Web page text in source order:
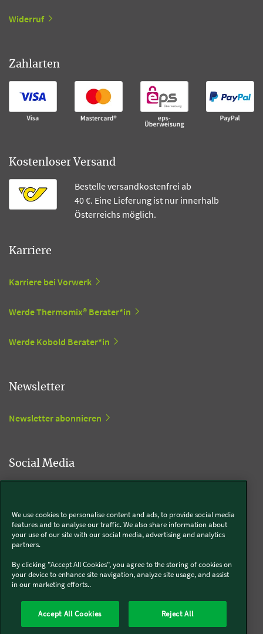
Widerruf
Zahlarten
Kostenloser Versand
Bestelle versandkostenfrei ab
40 €. Eine Lieferung ist nur innerhalb
Österreichs möglich.
Karriere
Karriere bei Vorwerk
Werde Thermomix® Berater*in
Werde Kobold Berater*in
Newsletter
Newsletter abonnieren
Social Media
Thermomix®
Presse Batterie- und Altgeräteentsorgung
We use cookies to personalise content and ads, to provide social media
features and to analyse our traffic. We also share information about
your use of our site with our social media, advertising and analytics
partners.
By clicking "Accept All Cookies", you agree to the storing of cookies on
your device to enhance site navigation, analyze site usage, and assist
in our marketing efforts..
Accept All Cookies Reject All